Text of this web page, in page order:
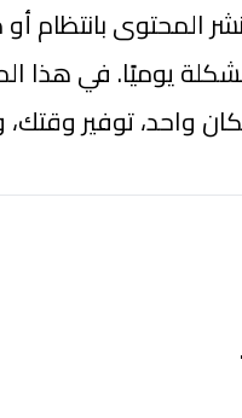
بانتظام أو
يوميًا. في هذا
واحد، توفير وقتك،